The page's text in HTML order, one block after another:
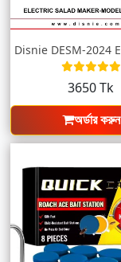
3650 Tk
অর্ডার করুন